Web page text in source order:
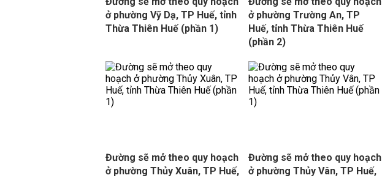
ở phường Vỹ Dạ, TP Huế, tỉnh
Thừa Thiên Huế (phần 1)
ở phường Trường An, TP
Huế, tỉnh Thừa Thiên Huế
(phần 2)
Đường sẽ mở theo quy hoạch
ở phường Thủy Xuân, TP Huế,
Đường sẽ mở theo quy hoạch
ở phường Thủy Vân, TP Huế,